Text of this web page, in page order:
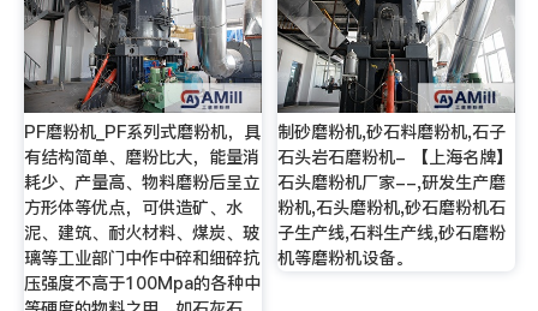
PF磨粉机_PF系列式磨粉机，具
有结构简单、磨粉比大，能量消
耗少、产量高、物料磨粉后呈立
方形体等优点，可供造矿、水
泥、建筑、耐火材料、煤炭、玻
璃等工业部门中作中碎和细碎抗
压强度不高于100Mpa的各种中
制砂磨粉机,砂石料磨粉机,石子
石头岩石磨粉机- 【上海名牌】
石头磨粉机厂家--,研发生产磨
粉机,石头磨粉机,砂石磨粉机石
子生产线,石料生产线,砂石磨粉
机等磨粉机设备。